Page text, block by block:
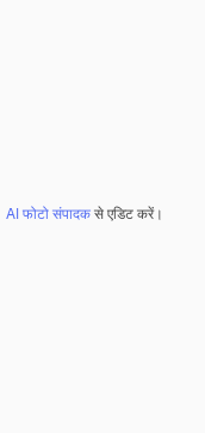
AI फोटो संपादकसे एडिट करें।